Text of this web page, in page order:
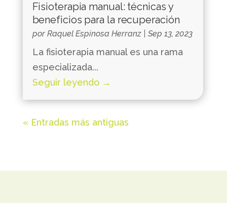
Fisioterapia manual: técnicas y
beneficios para la recuperación
por Raquel Espinosa Herranz| Sep 13, 2023
La fisioterapia manual es una rama
especializada...
Seguir leyendo →
« Entradas más antiguas